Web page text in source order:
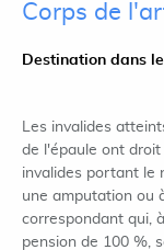
Corps de
Destination dans
Les invalides
de l'épaule ont
invalides portant le
une amputation ou
correspondant qui,
pension de 100 %,